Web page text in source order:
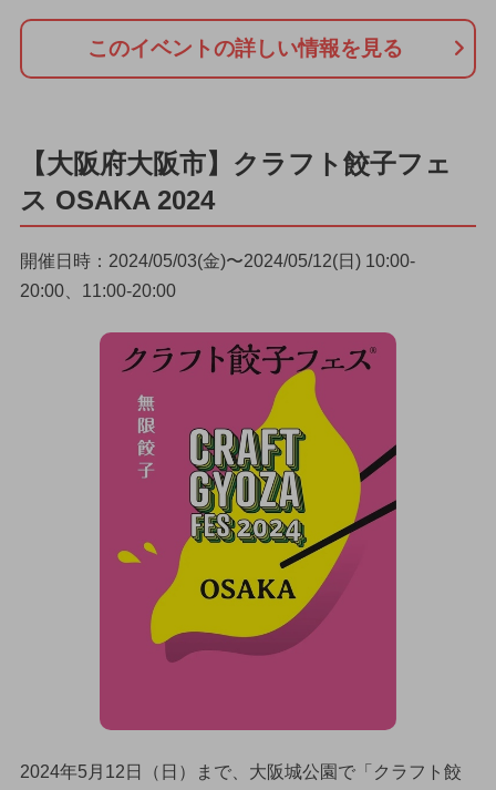
このイベントの詳しい情報を見る
【大阪府大阪市】クラフト餃子フェ
ス OSAKA 2024
開催日時：2024/05/03(金)〜2024/05/12(日) 10:00-
20:00、11:00-20:00
2024年5月12日（日）まで、大阪城公園で「クラフト餃